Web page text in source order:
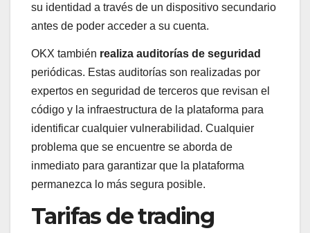
su identidad a través de un dispositivo secundario
antes de poder acceder a su cuenta.
OKX también realiza auditorías de seguridad
periódicas. Estas auditorías son realizadas por
expertos en seguridad de terceros que revisan el
código y la infraestructura de la plataforma para
identificar cualquier vulnerabilidad. Cualquier
problema que se encuentre se aborda de
inmediato para garantizar que la plataforma
permanezca lo más segura posible.
Tarifas de trading